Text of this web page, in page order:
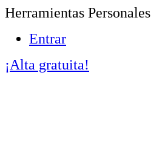
Herramientas Personales
Entrar
¡Alta gratuita!